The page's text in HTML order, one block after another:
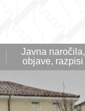
Javna naročila,
objave, razpisi